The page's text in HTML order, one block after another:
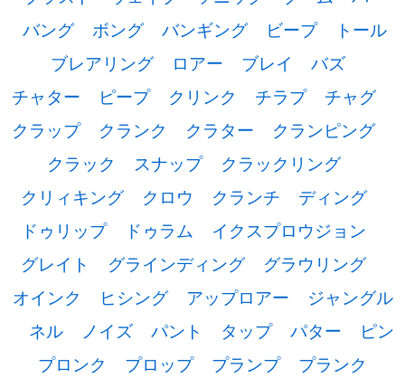
バング
ボング バンギング ビープ
トール
ブレアリング
ロアー ブレイ
バズ
チャター
ピープ クリンク チラプ
チャグ
クラップ
クランク クラター
クランピング
クラック
スナップ
クラックリング
クリィキング
クロウ クランチ
ディング
ドゥリップ
ドゥラム
イクスプロウジョン
グレイト
グラインディング
グラウリング
オインク
ヒシング アップロアー
ジャングル
ネル
ノイズ パント タップ パター
ピン
プロンク
プロップ プランプ
プランク